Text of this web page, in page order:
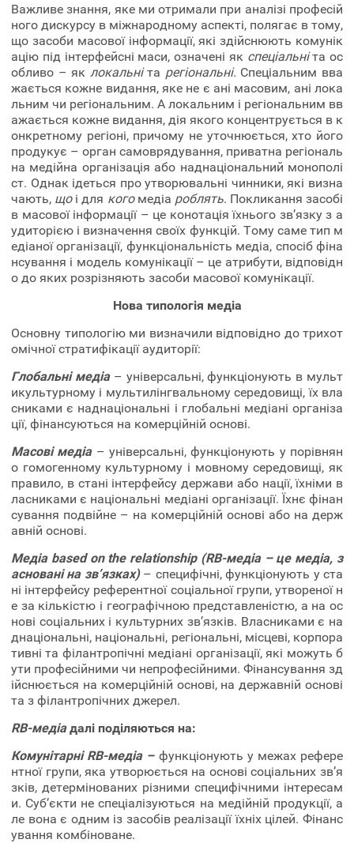
Важливе знання, яке ми отримали при аналізі професій
ного дискурсу в міжнародному аспекті, полягає в тому,
що засоби масової інформації, які здійснюють комунік
ацію під інтерфейсні маси, означені як спеціальніта ос
обливо – як локальніта регіональні. Спеціальним вва
жається кожне видання, яке не є ані масовим, ані лока
льним чи регіональним. А локальним і регіональним вв
ажається кожне видання, дія якого концентрується в к
онкретному регіоні, причому не уточнюється, хто його
продукує – орган самоврядування, приватна регіональ
на медійна організація або наднаціональний монополі
ст. Однак ідеться про утворювальні чинники, які визна
чають, що і для кого медіа роблять. Покликання засобі
в масової інформації – це конотація їхнього зв’язку з а
удиторією і визначення своїх функцій. Тому саме тип м
едіаної організації, функціональність медіа, спосіб фіна
нсування і модель комунікації – це атрибути, відповідн
о до яких розрізняють засоби масової комунікації.
Нова типологія медіа
Основну типологію ми визначили відповідно до трихот
омічної стратифікації аудиторії:
Глобальні медіа – універсальні, функціонують в мульт
икультурному і мультилінгвальному середовищі, їх вла
сниками є наднаціональні і глобальні медіані організа
ції, фінансуються на комерційній основі.
Масові медіа – універсальні, функціонують у порівнян
о гомогенному культурному і мовному середовищі, як
правило, в стані інтерфейсу держави або нації, їхніми в
ласниками є національні медіані організації. Їхнє фінан
сування подвійне – на комерційній основі або на держ
авній основі.
Медіа based on the relationship (RB-медіа – це медіа, з
асновані на зв’язках) – специфічні, функціонують у ста
ні інтерфейсу референтної соціальної групи, утвореної н
е за кількістю і географічною представленістю, а на ос
нові соціальних і культурних зв’язків. Власниками є на
днаціональні, національні, регіональні, місцеві, корпора
тивні та філантропічні медіані організації, які можуть б
ути професійними чи непрофесійними. Фінансування зд
ійснюється на комерційній основі, на державній основі
та з філантропічних джерел.
RB-медіадалі поділяються на:
Комунітарні RB-медіа – функціонують у межах рефере
нтної групи, яка утворюється на основі соціальних зв’я
зків, детермінованих різними специфічними інтересам
и. Суб’єкти не спеціалізуються на медійній продукції, а
ле вона є одним із засобів реалізації їхніх цілей. Фінанс
ування комбіноване.